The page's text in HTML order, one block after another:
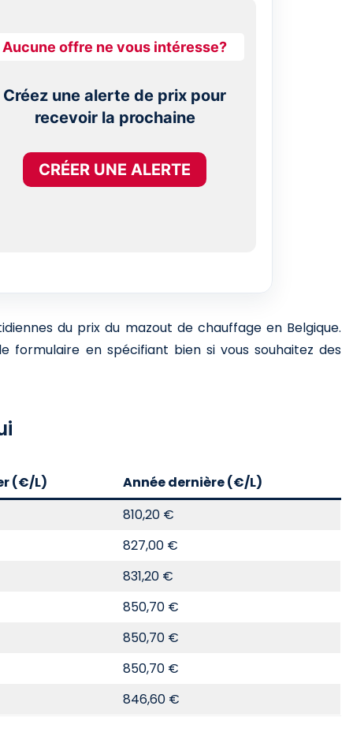
Aucune offre ne vous intéresse?
Créez une alerte de prix pour
recevoir la prochaine
CRÉER UNE ALERTE
du prix du mazout de chauffage en Belgique.
en spécifiant bien si vous souhaitez des
(€/L)
Année dernière (€/L)
810,20 €
827,00 €
831,20 €
850,70 €
850,70 €
850,70 €
846,60 €